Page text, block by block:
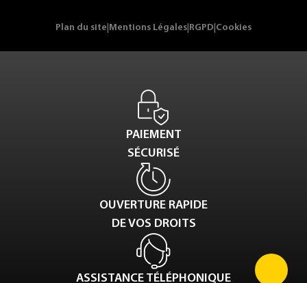
Plan du site Mentions Légales RGPD Cookies
PAIEMENT
SÉCURISÉ
OUVERTURE RAPIDE
DE VOS DROITS
ASSISTANCE TÉLÉPHONIQUE